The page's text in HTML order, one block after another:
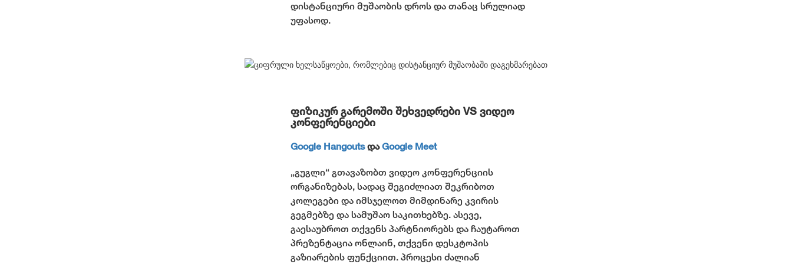
დისტანციური მუშაობის დროს და თანაც სრულიად
უფასოდ.
ფიზიკურ გარემოში შეხვედრები VS ვიდეო
კონფერენციები
Google HangoutsდაGoogle Meet
„გუგლი“ გთავაზობთ ვიდეო კონფერენციის
ორგანიზებას, სადაც შეგიძლიათ შეკრიბოთ
კოლეგები და იმსჯელოთ მიმდინარე კვირის
გეგმებზე და სამუშაო საკითხებზე. ასევე,
გაესაუბროთ თქვენს პარტნიორებს და ჩაუტაროთ
პრეზენტაცია ონლაინ, თქვენი დესკტოპის
გაზიარების ფუნქციით. პროცესი ძალიან